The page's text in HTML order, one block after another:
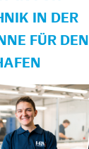
IN DER
FÜR DEN H